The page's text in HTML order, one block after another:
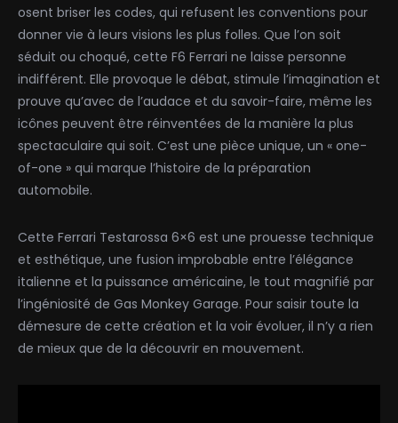
osent briser les codes, qui refusent les conventions pour
donner vie à leurs visions les plus folles. Que l’on soit
séduit ou choqué, cette F6 Ferrari ne laisse personne
indifférent. Elle provoque le débat, stimule l’imagination et
prouve qu’avec de l’audace et du savoir-faire, même les
icônes peuvent être réinventées de la manière la plus
spectaculaire qui soit. C’est une pièce unique, un « one-
of-one » qui marque l’histoire de la préparation
automobile.
Cette Ferrari Testarossa 6×6 est une prouesse technique
et esthétique, une fusion improbable entre l’élégance
italienne et la puissance américaine, le tout magnifié par
l’ingéniosité de Gas Monkey Garage. Pour saisir toute la
démesure de cette création et la voir évoluer, il n’y a rien
de mieux que de la découvrir en mouvement.